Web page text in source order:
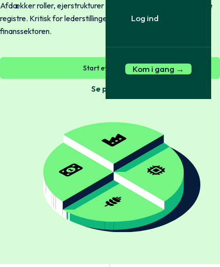
Log ind
Kom i gang →
Afdækker roller, ejerstrukturer og konkurshistorik fra offentlige
registre. Kritisk for lederstillinger, bestyrelsesmedlemmer og
finanssektoren.
Start et tjek nu →
Se pakker